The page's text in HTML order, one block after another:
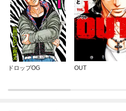
ドロップOG OUT